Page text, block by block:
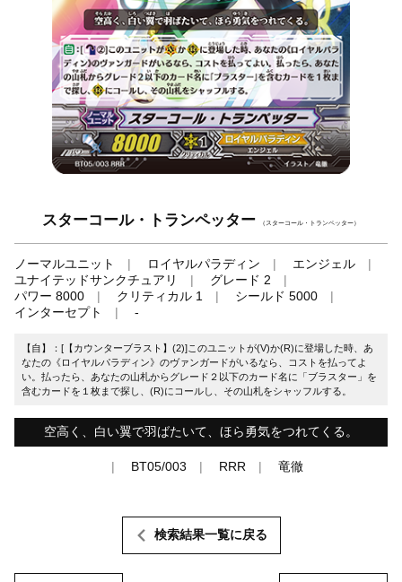
スターコール・トランペッター （スターコール・トランペッター）
ノーマルユニット ロイヤルパラディン
エンジェル
ユナイテッドサンクチュアリ
グレード 2
パワー 8000
クリティカル 1
シールド 5000
インターセプト
-
【自】：[【カウンターブラスト】(2)]このユニットが(V)か(R)に登場した時、あ
なたの《ロイヤルパラディン》のヴァンガードがいるなら、コストを払ってよ
い。払ったら、あなたの山札からグレード２以下のカード名に「ブラスター」を
含むカードを１枚まで探し、(R)にコールし、その山札をシャッフルする。
空高く、白い翼で羽ばたいて、ほら勇気をつれてくる。
BT05/003 RRR 竜徹
検索結果一覧に戻る